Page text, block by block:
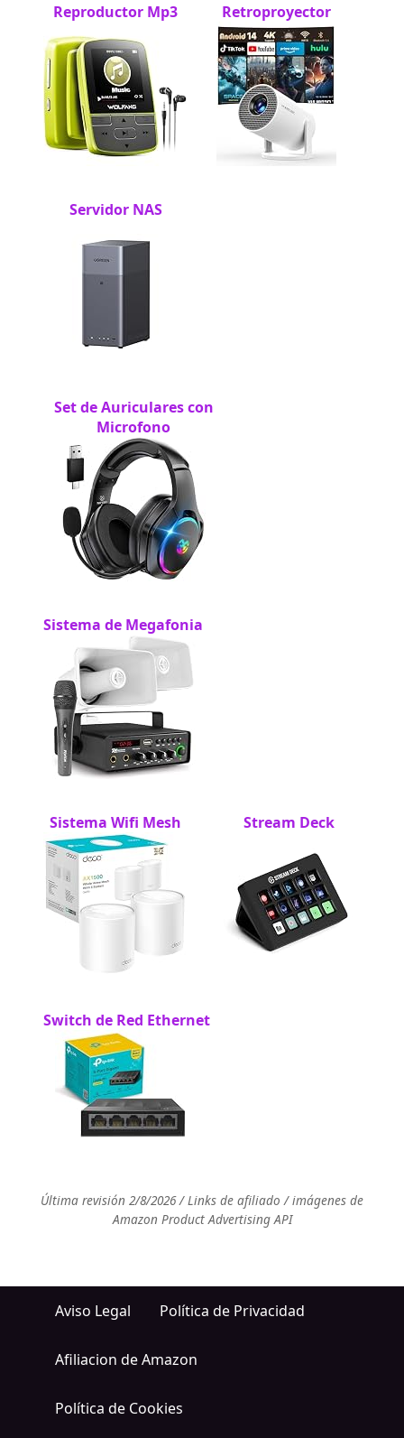
Reproductor Mp3 Retroproyector
Servidor NAS
Set de Auriculares con
Microfono
Sistema de Megafonia
Sistema Wifi Mesh Stream Deck
Switch de Red Ethernet
Última revisión 2/8/2026 / Links de afiliado / imágenes de
Amazon Product Advertising API
Aviso Legal Política de Privacidad
Afiliacion de Amazon
Política de Cookies